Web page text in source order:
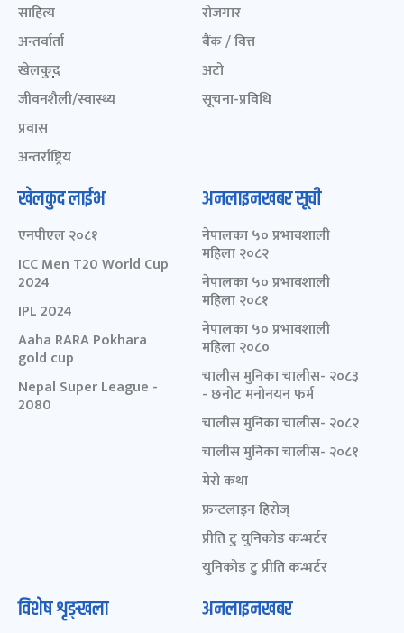
साहित्य
अन्तर्वार्ता
खेलकुद़़
जीवनशैली/स्वास्थ्य
प्रवास
अन्तर्राष्ट्रिय
रोजगार
बैंक / वित्त
अटो
सूचना-प्रविधि
खेलकुद लाईभ
एनपीएल २०८१
ICC Men T20 World Cup
2024
IPL 2024
Aaha RARA Pokhara
gold cup
Nepal Super League -
2080
अनलाइनखबर सूची
नेपालका ५० प्रभावशाली
महिला २०८२
नेपालका ५० प्रभावशाली
महिला २०८१
नेपालका ५० प्रभावशाली
महिला २०८०
चालीस मुनिका चालीस- २०८३
- छनोट मनोनयन फर्म
चालीस मुनिका चालीस- २०८२
चालीस मुनिका चालीस- २०८१
मेरो कथा
फ्रन्टलाइन हिरोज्
प्रीति टु युनिकोड कन्भर्टर
युनिकोड टु प्रीति कन्भर्टर
विशेष शृङ्खला अनलाइनखबर